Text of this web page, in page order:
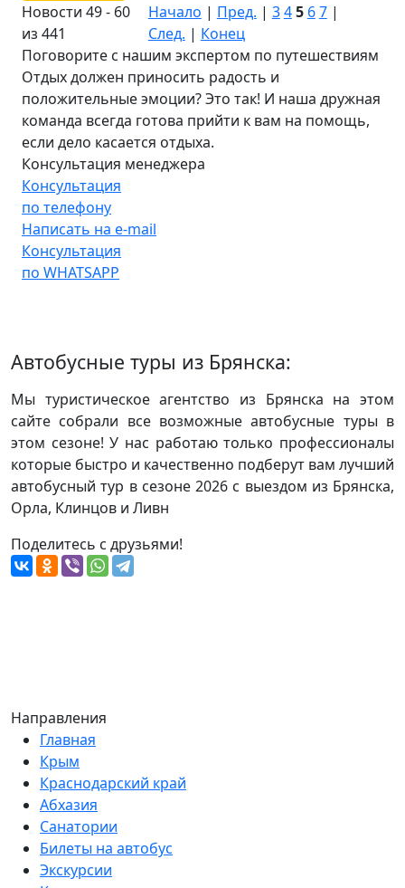
Новости 49 - 60
из 441
Начало | Пред. | 345 67|
След. | Конец
Поговорите с нашим экспертом по путешествиям
Отдых должен приносить радость и
положительные эмоции? Это так! И наша дружная
команда всегда готова прийти к вам на помощь,
если дело касается отдыха.
Консультация менеджера
Консультация
по телефону
Написать на e-mail
Консультация
по WHATSAPP
Автобусные туры из Брянска:
Мы туристическое агентство из Брянска на этом
сайте собрали все возможные автобусные туры в
этом сезоне! У нас работаю только профессионалы
которые быстро и качественно подберут вам лучший
автобусный тур в сезоне 2026 с выездом из Брянска,
Орла, Клинцов и Ливн
Поделитесь с друзьями!
Направления
Главная
Крым
Краснодарский край
Абхазия
Санатории
Билеты на автобус
Экскурсии